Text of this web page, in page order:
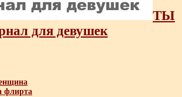
ТЫ
для девушек
флирта